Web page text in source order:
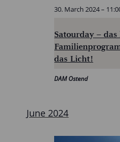
Satourday – das
das Licht!
30. March 2024 –
DAM Ostend
June 2024